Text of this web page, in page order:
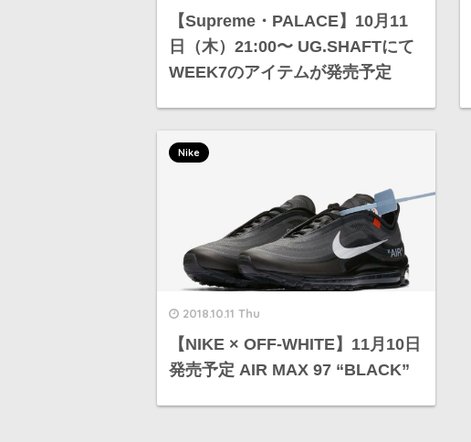
【Supreme・PALACE】10月11
日（木）21:00〜 UG.SHAFTにて
WEEK7のアイテムが発売予定
2018.10.11 Thu
【NIKE × OFF-WHITE】11月10日
発売予定 AIR MAX 97 “BLACK”
Nike